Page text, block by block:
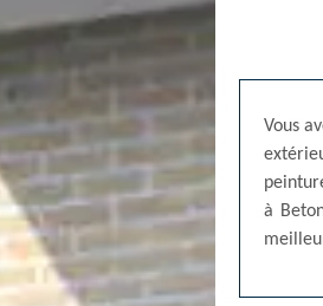
Vous
à